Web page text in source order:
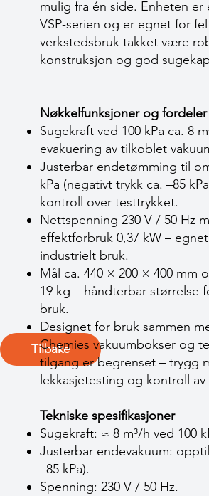
Tilbake
mulig fra én side. Enheten er
VSP-serien og er egnet for
verkstedsbruk takket være
konstruksjon og god
Nøkkelfunksjoner og fordeler
Sugekraft ved 100 kPa ca. 8
evakuering av tilkoblet
Justerbar ende­tømming til
kPa (negativt trykk ca. –85
kontroll over testtrykket.
Nettspenning 230 V / 50 Hz
effektforbruk 0,37 kW –
industrielt bruk.
Mål ca. 440 × 200 × 400 mm
19 kg – håndterbar størrelse
bruk.
Designet for bruk sammen
Chemies vakuumbokser og
tilgang er begrenset – trygg
lekkasjetesting og kontroll av
Tekniske spesifikasjoner
Sugekraft: ≈ 8 m³/h ved 100
Justerbar ende­vakuum:
–85 kPa).
Spenning: 230 V / 50 Hz.